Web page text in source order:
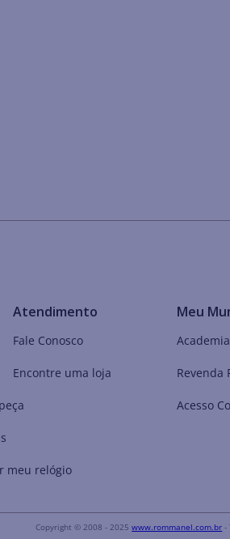
meu relógio
Atendimento
Fale Conosco
Encontre uma loja
Meu
Revenda
Acesso
Copyright © 2008 - 2025www.rommanel.com.br -